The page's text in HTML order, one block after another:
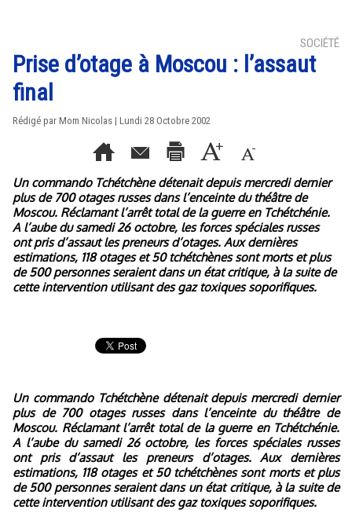
SOCIÉTÉ
Prise d’otage à Moscou : l’assaut
final
Rédigé par Mom Nicolas | Lundi 28 Octobre 2002
Un commando Tchétchène détenait depuis mercredi dernier
plus de 700 otages russes dans l’enceinte du théâtre de
Moscou. Réclamant l’arrêt total de la guerre en Tchétchénie.
A l’aube du samedi 26 octobre, les forces spéciales russes
ont pris d’assaut les preneurs d’otages. Aux dernières
estimations, 118 otages et 50 tchétchènes sont morts et plus
de 500 personnes seraient dans un état critique, à la suite de
cette intervention utilisant des gaz toxiques soporifiques.
Un commando Tchétchène détenait depuis mercredi dernier
plus de 700 otages russes dans l’enceinte du théâtre de
Moscou. Réclamant l’arrêt total de la guerre en Tchétchénie.
A l’aube du samedi 26 octobre, les forces spéciales russes
ont pris d’assaut les preneurs d’otages. Aux dernières
estimations, 118 otages et 50 tchétchènes sont morts et plus
de 500 personnes seraient dans un état critique, à la suite de
cette intervention utilisant des gaz toxiques soporifiques.